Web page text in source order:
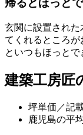
帰るとほっと
玄関に設置された
てくれるところが
といつもほっとで
建築工房匠
坪単価／記
鹿児島の平